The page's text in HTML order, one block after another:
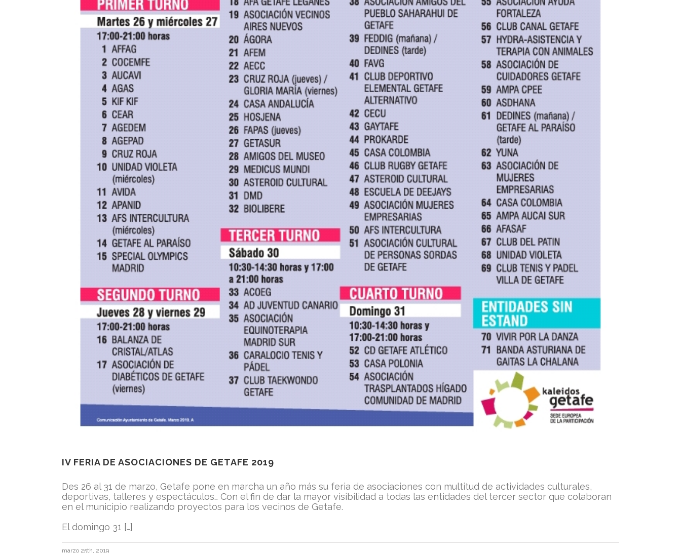
IV FERIA DE ASOCIACIONES DE GETAFE 2019
Des 26 al 31 de marzo, Getafe pone en marcha un año más su feria de asociaciones con multitud de actividades culturales,
deportivas, talleres y espectáculos… Con el fin de dar la mayor visibilidad a todas las entidades del tercer sector que colaboran
en el municipio realizando proyectos para los vecinos de Getafe.
El domingo 31 […]
marzo 25th, 2019